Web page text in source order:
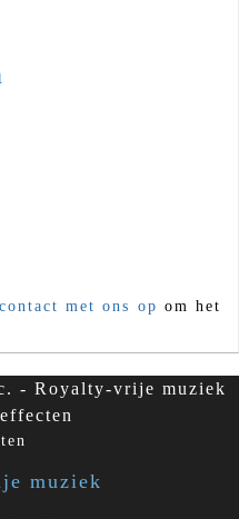
met ons op om het
- Royalty-vrije muziek
muziek